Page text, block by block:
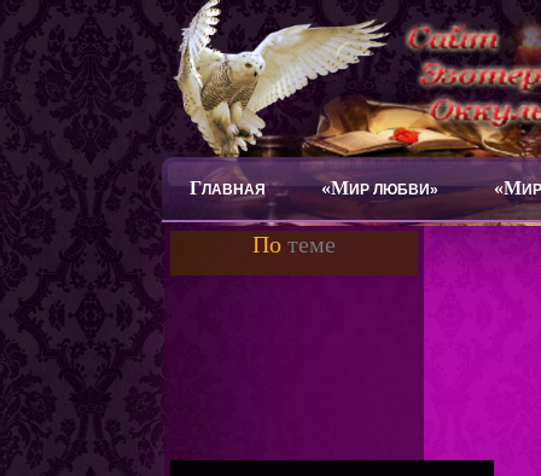
ГЛАВНАЯ «МИР ЛЮБВИ» «М
По теме